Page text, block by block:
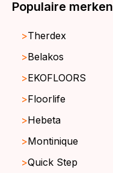
Populaire merken
Therdex
Belakos
EKOFLOORS
Floorlife
Hebeta
Montinique
Quick Step